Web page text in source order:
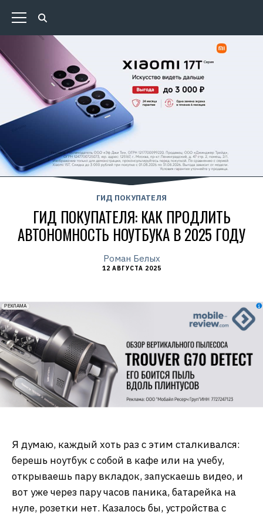
ГИД ПОКУПАТЕЛЯ
ГИД ПОКУПАТЕЛЯ: КАК ПРОДЛИТЬ
АВТОНОМНОСТЬ НОУТБУКА В 2025 ГОДУ
Роман Белых
12 АВГУСТА 2025
erid: 2VfnxxmNzs5
РЕКЛАМА
Я думаю, каждый хоть раз с этим сталкивался:
берешь ноутбук с собой в кафе или на учебу,
открываешь пару вкладок, запускаешь видео, и
вот уже через пару часов паника, батарейка на
нуле, розетки нет. Казалось бы, устройства с